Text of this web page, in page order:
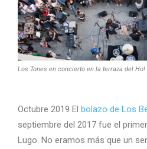
Los Tones en concierto en la terraza del Ho!
Octubre 2019 El bolazo de Los
septiembre del 2017 fue el
Lugo. No eramos más que un